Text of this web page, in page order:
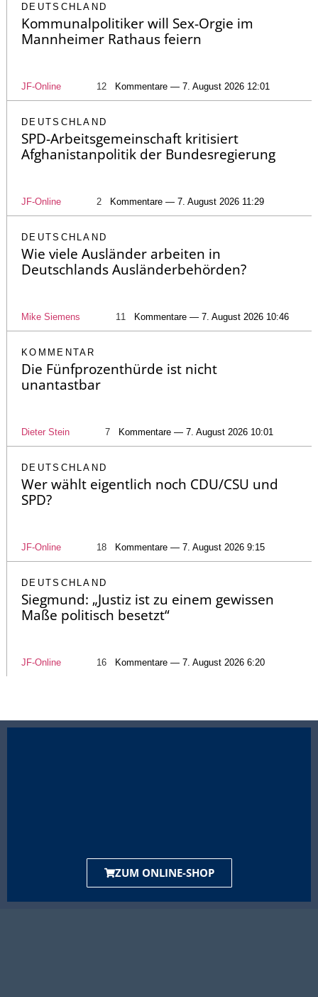
DEUTSCHLAND
Kommunalpolitiker will Sex-Orgie im
Mannheimer Rathaus feiern
JF-Online 12 Kommentare — 7. August 2026 12:01
DEUTSCHLAND
SPD-Arbeitsgemeinschaft kritisiert
Afghanistanpolitik der Bundesregierung
JF-Online 2 Kommentare — 7. August 2026 11:29
DEUTSCHLAND
Wie viele Ausländer arbeiten in
Deutschlands Ausländerbehörden?
Mike Siemens 11 Kommentare — 7. August 2026 10:46
KOMMENTAR
Die Fünfprozenthürde ist nicht
unantastbar
Dieter Stein 7 Kommentare — 7. August 2026 10:01
DEUTSCHLAND
Wer wählt eigentlich noch CDU/CSU und
SPD?
JF-Online 18 Kommentare — 7. August 2026 9:15
DEUTSCHLAND
Siegmund: „Justiz ist zu einem gewissen
Maße politisch besetzt“
JF-Online 16 Kommentare — 7. August 2026 6:20
ZUM ONLINE-SHOP